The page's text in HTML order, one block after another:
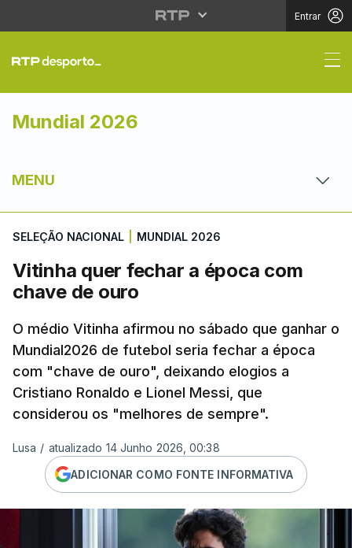
Entrar
Vitinha quer fechar a
Mundial 2026
MENU
SELEÇÃO NACIONAL MUNDIAL 2026
Vitinha quer fechar a época com
chave de ouro
O médio Vitinha afirmou no sábado que ganhar o
Mundial2026 de futebol seria fechar a época
com "chave de ouro", deixando elogios a
Cristiano Ronaldo e Lionel Messi, que
considerou os "melhores de sempre".
Lusa / atualizado 14 Junho 2026, 00:38
ADICIONAR COMO FONTE INFORMATIVA